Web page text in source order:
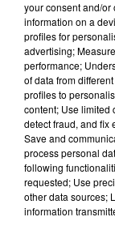
podcasts/
your consent and/or
information on a
profiles for
advertising;
performance;
of data from
profiles to
content; Use limited
detect fraud, and fix
Save and
process personal
following
requested; Use
other data sources;
information